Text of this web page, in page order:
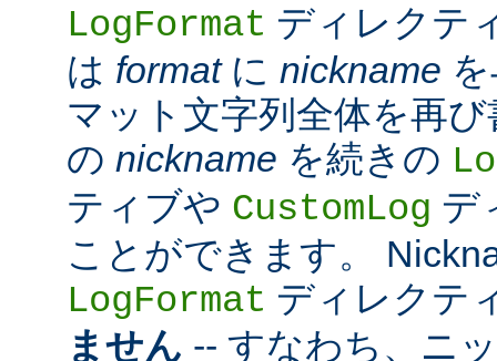
LogFormat ディレクテ
は formatに nickname
マット文字列全体を再
の nickname を続きの
ティブや CustomLog デ
ことができます。
LogFormat ディレクテ
ません -- すなわち、ニ